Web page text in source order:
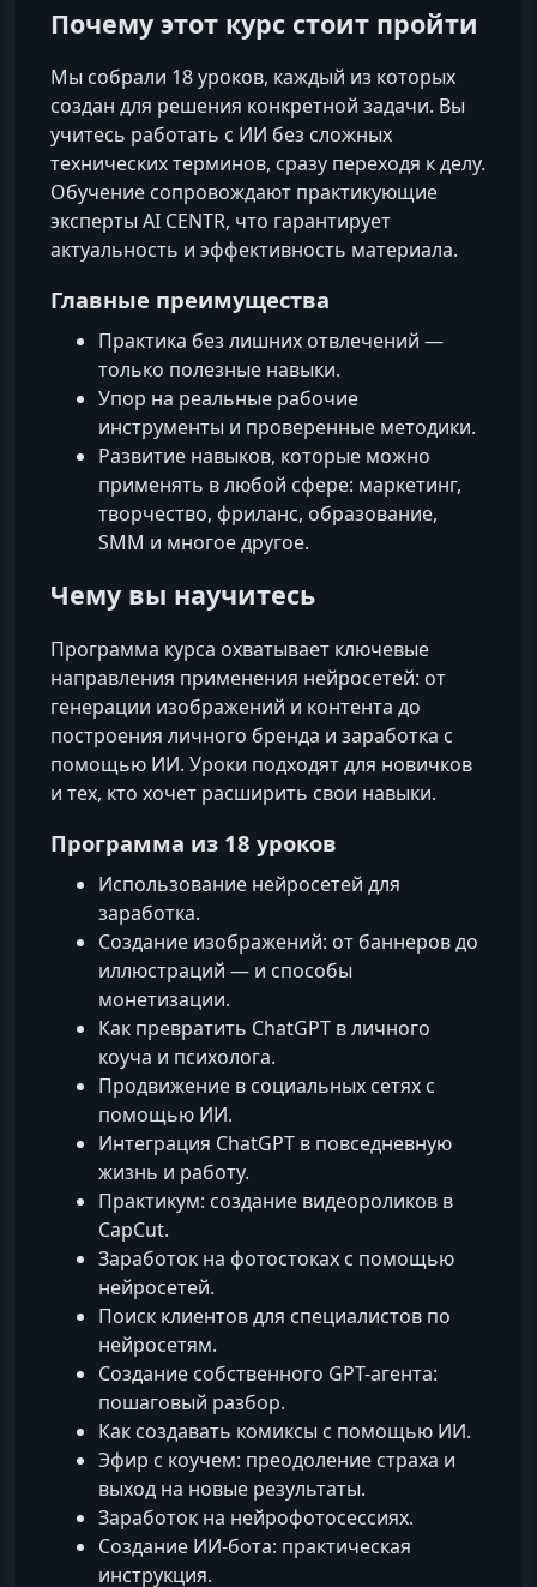
Почему этот курс стоит пройти
Мы собрали 18 уроков, каждый из которых
создан для решения конкретной задачи. Вы
учитесь работать с ИИ без сложных
технических терминов, сразу переходя к делу.
Обучение сопровождают практикующие
эксперты AI CENTR, что гарантирует
актуальность и эффективность материала.
Главные преимущества
Практика без лишних отвлечений —
только полезные навыки.
Упор на реальные рабочие
инструменты и проверенные методики.
Развитие навыков, которые можно
применять в любой сфере: маркетинг,
творчество, фриланс, образование,
SMM и многое другое.
Чему вы научитесь
Программа курса охватывает ключевые
направления применения нейросетей: от
генерации изображений и контента до
построения личного бренда и заработка с
помощью ИИ. Уроки подходят для новичков
и тех, кто хочет расширить свои навыки.
Программа из 18 уроков
Использование нейросетей для
заработка.
Создание изображений: от баннеров до
иллюстраций — и способы
монетизации.
Как превратить ChatGPT в личного
коуча и психолога.
Продвижение в социальных сетях с
помощью ИИ.
Интеграция ChatGPT в повседневную
жизнь и работу.
Практикум: создание видеороликов в
CapCut.
Заработок на фотостоках с помощью
нейросетей.
Поиск клиентов для специалистов по
нейросетям.
Создание собственного GPT-агента:
пошаговый разбор.
Как создавать комиксы с помощью ИИ.
Эфир с коучем: преодоление страха и
выход на новые результаты.
Заработок на нейрофотосессиях.
Создание ИИ-бота: практическая
инструкция.